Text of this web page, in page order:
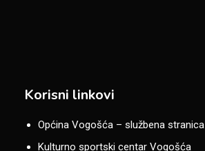
Korisni linkovi
Općina Vogošća – službena stranica
Kulturno sportski centar Vogošća